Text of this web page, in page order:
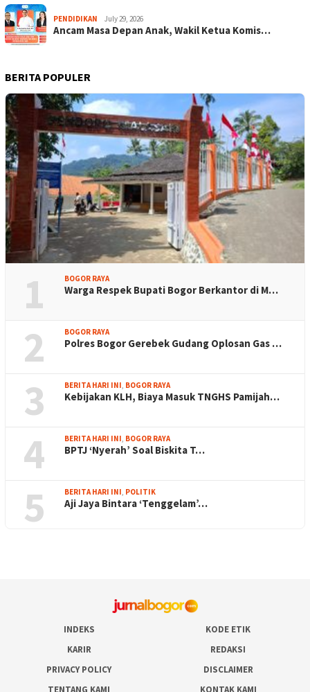
PENDIDIKAN July 29, 2026
Ancam Masa Depan Anak, Wakil Ketua Komis…
BERITA POPULER
1 BOGOR RAYA
Warga Respek Bupati Bogor Berkantor di M…
2 BOGOR RAYA
Polres Bogor Gerebek Gudang Oplosan Gas …
3 BERITA HARI INI, BOGOR RAYA
Kebijakan KLH, Biaya Masuk TNGHS Pamijah…
4 BERITA HARI INI, BOGOR RAYA
BPTJ ‘Nyerah’ Soal Biskita T…
5 BERITA HARI INI, POLITIK
Aji Jaya Bintara ‘Tenggelam’…
INDEKS
KODE ETIK
KARIR
REDAKSI
PRIVACY POLICY
DISCLAIMER